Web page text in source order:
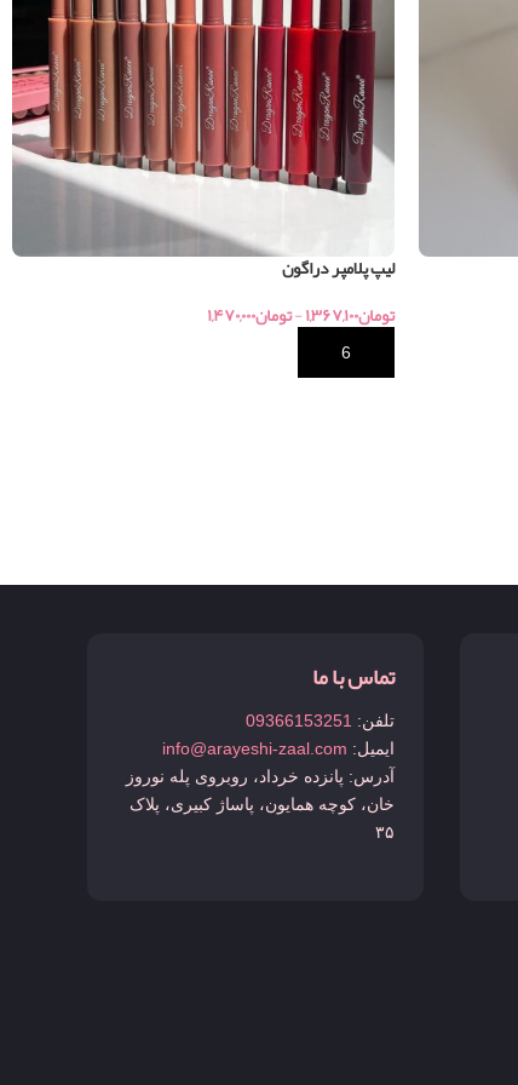
لیپ پلامپر دراگون
تومان۱,۳۶۷,۱۰۰-تومان۱,۴۷۰,۰۰۰
خرید
تماس با ما
تلفن: 09366153251
ایمیل: info@arayeshi-zaal.com
آدرس: پانزده خرداد، روبروی پله نوروز
خان، کوچه همایون، پاساژ کبیری، پلاک
۳۵